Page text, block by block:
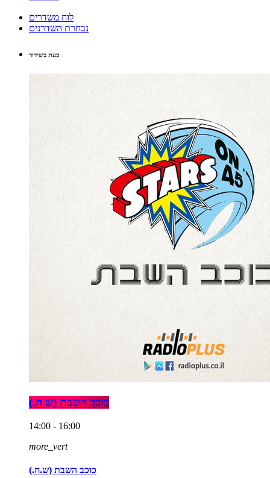
לוח משדרים
נבחרת השדרנים
כעת בשידור
כוכב השבת (ש.ח.)
14:00 - 16:00
more_vert
כוכב השבת (ש.ח.)